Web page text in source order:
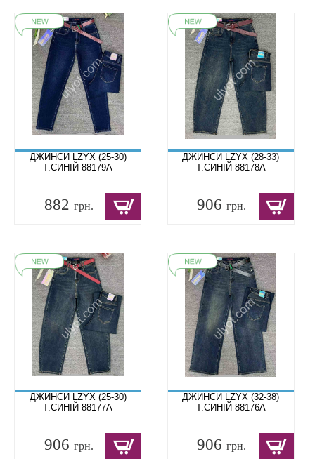
ДЖИНСИ LZYX (25-30)
Т.СИНІЙ 88179A
882 грн.
ДЖИНСИ LZYX (28-33)
Т.СИНІЙ 88178A
906грн.
ДЖИНСИ LZYX (25-30)
Т.СИНІЙ 88177A
906 грн.
ДЖИНСИ LZYX (32-38)
Т.СИНІЙ 88176A
906грн.